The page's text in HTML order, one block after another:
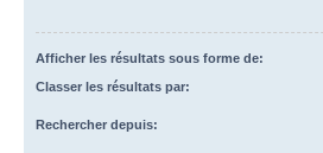
Afficher les résultats sous forme de:
Classer les résultats par:
Rechercher depuis: